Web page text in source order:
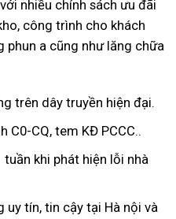
nhiều chính sách ưu đãi
công trình cho khách
a cũng như lăng chữa
trên dây truyền hiện đại.
C0-CQ, tem KĐ PCCC..
khi phát hiện lỗi nhà
uy tín, tin cậy tại Hà nội và